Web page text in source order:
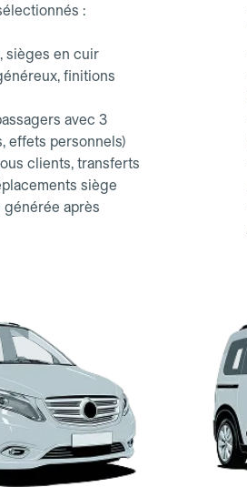
:
sièges en cuir
finitions
avec 3
effets personnels)
clients, transferts
siège
générée après